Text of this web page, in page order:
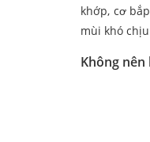
khớp, cơ
mùi khó
Không